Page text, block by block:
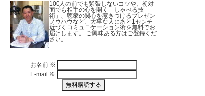
100人の前でも緊張しないコツや、初対
面でも相手の心を開く「しゃべる技
術」、聴衆の関心を惹きつけるプレゼン
ノウハウなど、 大事な人にあと1センチ
近づくコミュニケーション術を無料でお
届けします。
ご興味ある方はご登録くだ
さい。
お名前 ※
E-mail ※